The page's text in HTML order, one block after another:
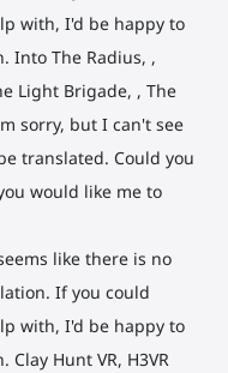
with, I'd be happy to
Into The Radius, ,
Light Brigade, , The
sorry, but I can't see
translated. Could you
would like me to
like there is no
If you could
with, I'd be happy to
Hunt VR, H3VR